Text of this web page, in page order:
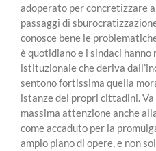
adoperato per concretizzare
passaggi di
conosce bene le
è quotidiano e i sindaci
istituzionale che deriva
sentono fortissima quella
istanze dei propri cittadini. Va
massima attenzione anche
come accaduto per la
ampio piano di opere, e non